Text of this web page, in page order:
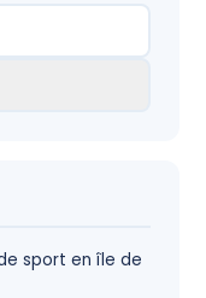
sport en île de